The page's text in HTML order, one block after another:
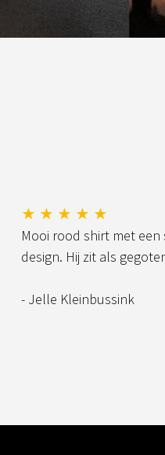
★ ★ ★ ★ ★
Mooi rood shirt met
design. Hij zit als
- Jelle Kleinbussink